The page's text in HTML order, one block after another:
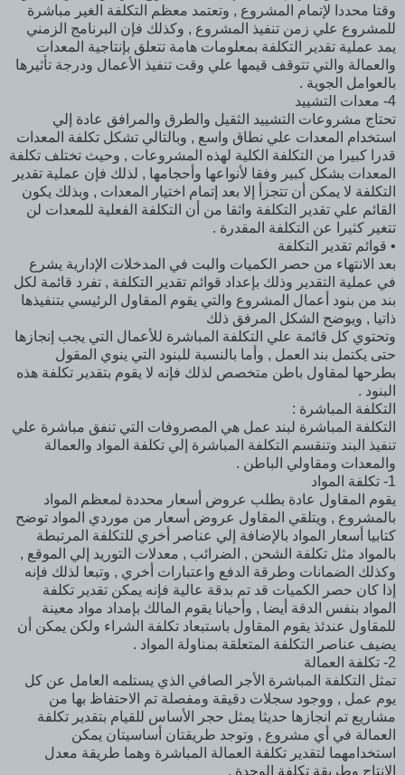
وقتا محددا لإتمام المشروع , وتعتمد معظم التكلفة الغير مباشرة
للمشروع علي زمن تنفيذ المشروع , وكذلك فإن البرنامج الزمني
يمد عملية تقدير التكلفة بمعلومات هامة تتعلق بإنتاجية المعدات
والعمالة والتي تتوقف قيمها علي وقت تنفيذ الأعمال ودرجة تأثيرها
بالعوامل الجوية .
4- معدات التشييد
تحتاج مشروعات التشييد الثقيل والطرق والمرافق عادة إلي
استخدام المعدات علي نطاق واسع , وبالتالي تشكل تكلفة المعدات
قدرا كبيرا من التكلفة الكلية لهذه المشروعات , وحيث تختلف تكلفة
المعدات بشكل كبير وفقا لأنواعها وأحجامها , لذلك فإن عملية تقدير
التكلفة لا يمكن أن تتجزأ إلا بعد إتمام اختيار المعدات , وبذلك يكون
القائم علي تقدير التكلفة واثقا من أن التكلفة الفعلية للمعدات لن
تتغير كثيرا عن التكلفة المقدرة .
• قوائم تقدير التكلفة
بعد الانتهاء من حصر الكميات والبت في المدخلات الإدارية يشرع
في عملية التقدير وذلك بإعداد قوائم تقدير التكلفة , تفرد قائمة لكل
بند من بنود أعمال المشروع والتي يقوم المقاول الرئيسي بتنفيذها
ذاتيا , ويوضح الشكل المرفق ذلك
وتحتوي كل قائمة علي التكلفة المباشرة للأعمال التي يجب إنجازها
حتى يكتمل بند العمل , وأما بالنسبة للبنود التي ينوي المقول
بطرحها لمقاول باطن متخصص لذلك فإنه لا يقوم بتقدير تكلفة هذه
البنود .
التكلفة المباشرة :
التكلفة المباشرة لبند عمل هي المصروفات التي تنفق مباشرة علي
تنفيذ البند وتنقسم التكلفة المباشرة إلي تكلفة المواد والعمالة
والمعدات ومقاولي الباطن .
1- تكلفة المواد
يقوم المقاول عادة بطلب عروض أسعار محددة لمعظم المواد
بالمشروع , ويتلقي المقاول عروض أسعار من موردي المواد توضح
كتابيا أسعار المواد بالإضافة إلي عناصر أخري للتكلفة المرتبطة
بالمواد مثل تكلفة الشحن , الضرائب , معدلات التوريد إلي الموقع ,
وكذلك الضمانات وطرقة الدفع واعتبارات أخري , وتبعا لذلك فإنه
إذا كان حصر الكميات قد تم بدقة عالية فإنه يمكن تقدير تكلفة
المواد بنفس الدقة أيضا , وأحيانا يقوم المالك بإمداد مواد معينة
للمقاول عندئذ يقوم المقاول باستبعاد تكلفة الشراء ولكن يمكن أن
يضيف عناصر التكلفة المتعلقة بمناولة المواد .
2- تكلفة العمالة
تمثل التكلفة المباشرة الأجر الصافي الذي يستلمه العامل عن كل
يوم عمل , ووجود سجلات دقيقة ومفصلة تم الاحتفاظ بها من
مشاريع تم انجازها حديثا يمثل حجر الأساس للقيام بتقدير تكلفة
العمالة في أي مشروع , وتوجد طريقتان أساسيتان يمكن
استخدامهما لتقدير تكلفة العمالة المباشرة وهما طريقة معدل
الإنتاج وطريقة تكلفة الوحدة .